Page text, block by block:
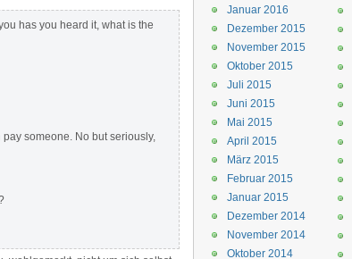
has you heard it, what is the
pay someone. No but seriously,
Januar 2016
Dezember 2015
November 2015
Oktober 2015
Juli 2015
Juni 2015
Mai 2015
April 2015
März 2015
Februar 2015
Januar 2015
Dezember 2014
November 2014
Oktober 2014